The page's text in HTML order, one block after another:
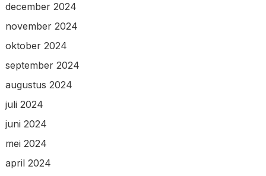
december 2024
november 2024
oktober 2024
september 2024
augustus 2024
juli 2024
juni 2024
mei 2024
april 2024